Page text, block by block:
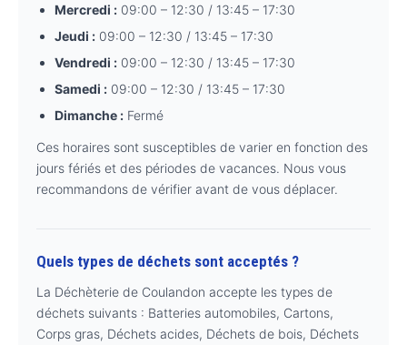
Mercredi : 09:00 – 12:30 / 13:45 – 17:30
Jeudi : 09:00 – 12:30 / 13:45 – 17:30
Vendredi : 09:00 – 12:30 / 13:45 – 17:30
Samedi : 09:00 – 12:30 / 13:45 – 17:30
Dimanche : Fermé
Ces horaires sont susceptibles de varier en fonction des
jours fériés et des périodes de vacances. Nous vous
recommandons de vérifier avant de vous déplacer.
Quels types de déchets sont acceptés ?
La Déchèterie de Coulandon accepte les types de
déchets suivants : Batteries automobiles, Cartons,
Corps gras, Déchets acides, Déchets de bois, Déchets